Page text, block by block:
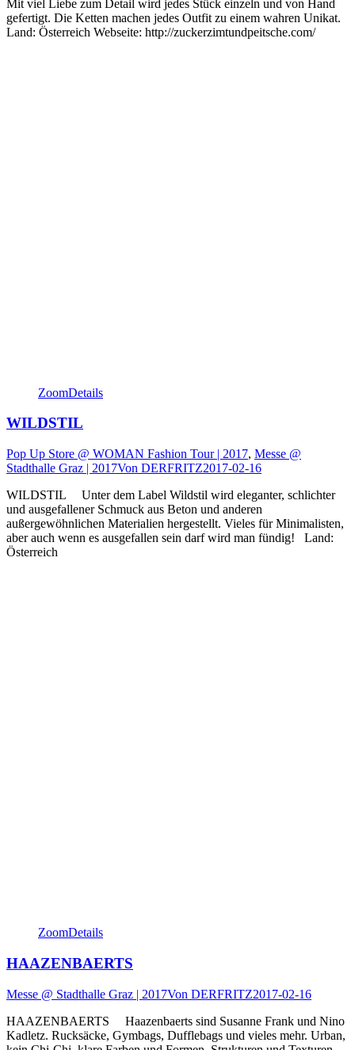
Mit viel Liebe zum Detail wird jedes Stück einzeln und von Hand
gefertigt. Die Ketten machen jedes Outfit zu einem wahren Unikat.
Land: Österreich Webseite: http://zuckerzimtundpeitsche.com/
ZoomDetails
WILDSTIL
Pop Up Store @ WOMAN Fashion Tour | 2017, Messe @
Stadthalle Graz | 2017Von DERFRITZ2017-02-16
WILDSTIL Unter dem Label Wildstil wird eleganter, schlichter
und ausgefallener Schmuck aus Beton und anderen
außergewöhnlichen Materialien hergestellt. Vieles für Minimalisten,
aber auch wenn es ausgefallen sein darf wird man fündig! Land:
Österreich
ZoomDetails
HAAZENBAERTS
Messe @ Stadthalle Graz | 2017Von DERFRITZ2017-02-16
HAAZENBAERTS Haazenbaerts sind Susanne Frank und Nino
Kadletz. Rucksäcke, Gymbags, Dufflebags und vieles mehr. Urban,